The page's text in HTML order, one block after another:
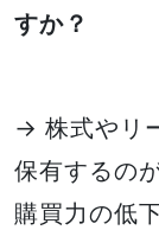
すか？
→ 株式やリ
保有するの
購買力の低